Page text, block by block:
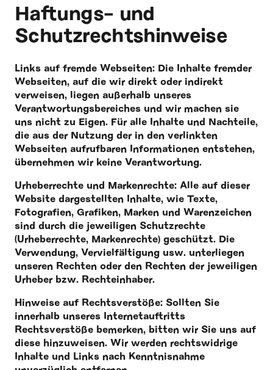
Haftungs- und
Schutzrechtshinweise
Links auf fremde Webseiten: Die Inhalte fremder
Webseiten, auf die wir direkt oder indirekt
verweisen, liegen außerhalb unseres
Verantwortungsbereiches und wir machen sie
uns nicht zu Eigen. Für alle Inhalte und Nachteile,
die aus der Nutzung der in den verlinkten
Webseiten aufrufbaren Informationen entstehen,
übernehmen wir keine Verantwortung.
Urheberrechte und Markenrechte: Alle auf dieser
Website dargestellten Inhalte, wie Texte,
Fotografien, Grafiken, Marken und Warenzeichen
sind durch die jeweiligen Schutzrechte
(Urheberrechte, Markenrechte) geschützt. Die
Verwendung, Vervielfältigung usw. unterliegen
unseren Rechten oder den Rechten der jeweiligen
Urheber bzw. Rechteinhaber.
Hinweise auf Rechtsverstöße: Sollten Sie
innerhalb unseres Internetauftritts
Rechtsverstöße bemerken, bitten wir Sie uns auf
diese hinzuweisen. Wir werden rechtswidrige
Inhalte und Links nach Kenntnisnahme